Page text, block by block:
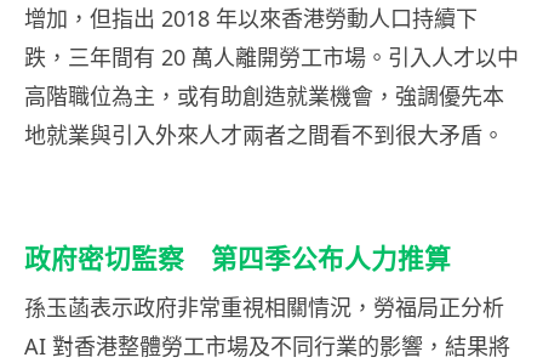
增加，但指出 2018 年以來香港勞動人口持續下
跌，三年間有 20 萬人離開勞工市場。引入人才以中
高階職位為主，或有助創造就業機會，強調優先本
地就業與引入外來人才兩者之間看不到很大矛盾。
政府密切監察 第四季公布人力推算
孫玉菡表示政府非常重視相關情況，勞福局正分析
AI 對香港整體勞工市場及不同行業的影響，結果將